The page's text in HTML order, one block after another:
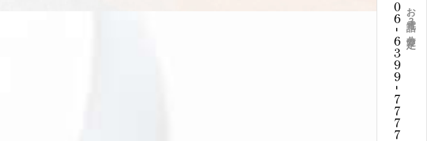
06
-
6399
-
7777
お電話3分査定